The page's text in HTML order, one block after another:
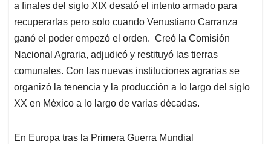
a finales del siglo XIX desató el intento armado para
recuperarlas pero solo cuando Venustiano Carranza
ganó el poder empezó el orden. Creó la Comisión
Nacional Agraria, adjudicó y restituyó las tierras
comunales. Con las nuevas instituciones agrarias se
organizó la tenencia y la producción a lo largo del siglo
XX en México a lo largo de varias décadas.
En Europa tras la Primera Guerra Mundial